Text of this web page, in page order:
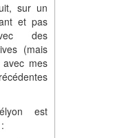
sur un
et pas
des
(mais
mes
est